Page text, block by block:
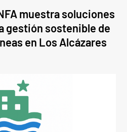
muestra soluciones
gestión sostenible de
en Los Alcázares